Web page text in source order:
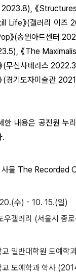
《
Life》(갤러리 이즈
》(송원아트센터
《The
무신사테라스
(경기도자미술관
한 내용은 공진원 누
.
물 The Recorded
수) - 10. 15.(일)
우갤러리 (서울시 종
교 일반대학원 도예학
교 도예학과 학사